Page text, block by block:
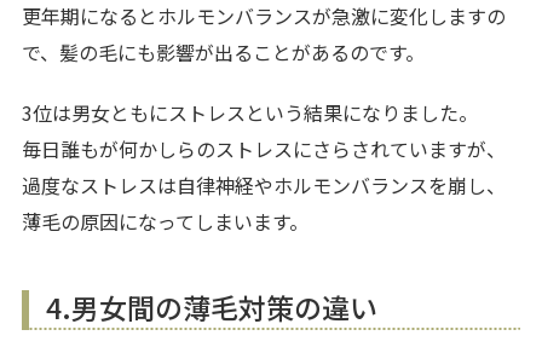
更年期になるとホルモンバランスが急激に変化しますの
で、髪の毛にも影響が出ることがあるのです。
3位は男女ともにストレスという結果になりました。
毎日誰もが何かしらのストレスにさらされていますが、
過度なストレスは自律神経やホルモンバランスを崩し、
薄毛の原因になってしまいます。
4.男女間の薄毛対策の違い